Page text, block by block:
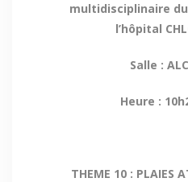
multidisciplinaire
l’hôpital
Salle :
Heure :
THEME 10 : PLAIES